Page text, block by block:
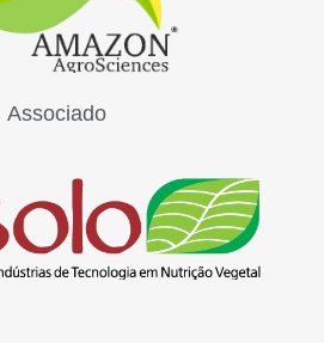
Associado